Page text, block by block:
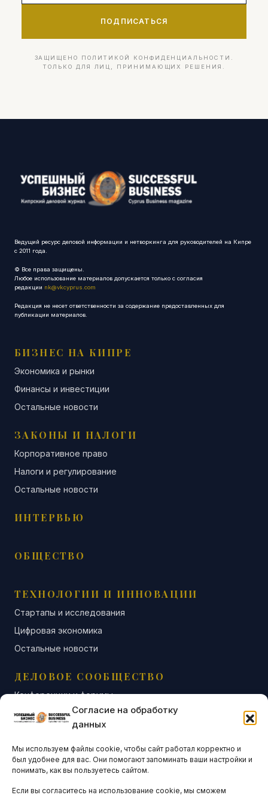
Согласие на обработку
данных
Мы используем файлы cookie, чтобы сайт работал корректно и
был удобнее для вас. Они помогают запоминать ваши настройки и
понимать, как вы пользуетесь сайтом.
Если вы согласитесь на использование cookie, мы сможем
ПОДПИСАТЬСЯ
ЗАЩИЩЕНО ПОЛИТИКОЙ КОНФИДЕНЦИАЛЬНОСТИ.
ТОЛЬКО ДЛЯ ЛИЦ, ПРИНИМАЮЩИХ РЕШЕНИЯ.
Ведущий ресурс деловой информации и нетворкинга для руководителей на Кипре
с 2011 года.
© Все права защищены.
Любое использование материалов допускается только с согласия
редакции nk@vkcyprus.com
Редакция не несет ответственности за содержание предоставленных для
публикации материалов.
БИЗНЕС НА КИПРЕ
Экономика и рынки
Финансы и инвестиции
Остальные новости
ЗАКОНЫ И НАЛОГИ
Корпоративное право
Налоги и регулирование
Остальные новости
ИНТЕРВЬЮ
ОБЩЕСТВО
ТЕХНОЛОГИИ И ИННОВАЦИИ
Стартапы и исследования
Цифровая экономика
Остальные новости
ДЕЛОВОЕ СООБЩЕСТВО
Конференции и форумы
Бизнес-клубы и ассоциации
Остальные новости
АНАЛИТИКА И СТАТИСТИКА